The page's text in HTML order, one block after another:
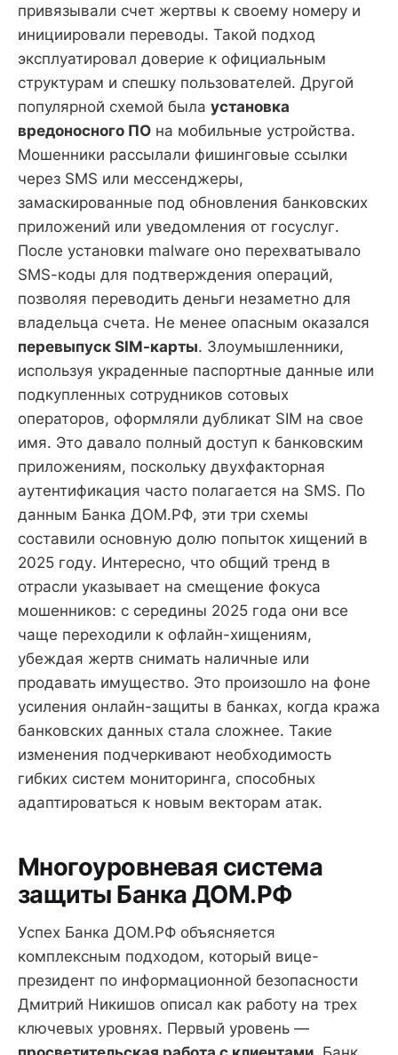
привязывали счет жертвы к своему номеру и
инициировали переводы. Такой подход
эксплуатировал доверие к официальным
структурам и спешку пользователей. Другой
популярной схемой была установка
вредоносного ПО на мобильные устройства.
Мошенники рассылали фишинговые ссылки
через SMS или мессенджеры,
замаскированные под обновления банковских
приложений или уведомления от госуслуг.
После установки malware оно перехватывало
SMS-коды для подтверждения операций,
позволяя переводить деньги незаметно для
владельца счета. Не менее опасным оказался
перевыпуск SIM-карты. Злоумышленники,
используя украденные паспортные данные или
подкупленных сотрудников сотовых
операторов, оформляли дубликат SIM на свое
имя. Это давало полный доступ к банковским
приложениям, поскольку двухфакторная
аутентификация часто полагается на SMS. По
данным Банка ДОМ.РФ, эти три схемы
составили основную долю попыток хищений в
2025 году. Интересно, что общий тренд в
отрасли указывает на смещение фокуса
мошенников: с середины 2025 года они все
чаще переходили к офлайн-хищениям,
убеждая жертв снимать наличные или
продавать имущество. Это произошло на фоне
усиления онлайн-защиты в банках, когда кража
банковских данных стала сложнее. Такие
изменения подчеркивают необходимость
гибких систем мониторинга, способных
адаптироваться к новым векторам атак.
Многоуровневая система
защиты Банка ДОМ.РФ
Успех Банка ДОМ.РФ объясняется
комплексным подходом, который вице-
президент по информационной безопасности
Дмитрий Никишов описал как работу на трех
ключевых уровнях. Первый уровень —